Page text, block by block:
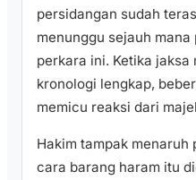
persidangan sudah
menunggu sejauh
perkara ini. Ketika jaksa
kronologi lengkap,
memicu reaksi dari
Hakim tampak menaruh
cara barang haram itu